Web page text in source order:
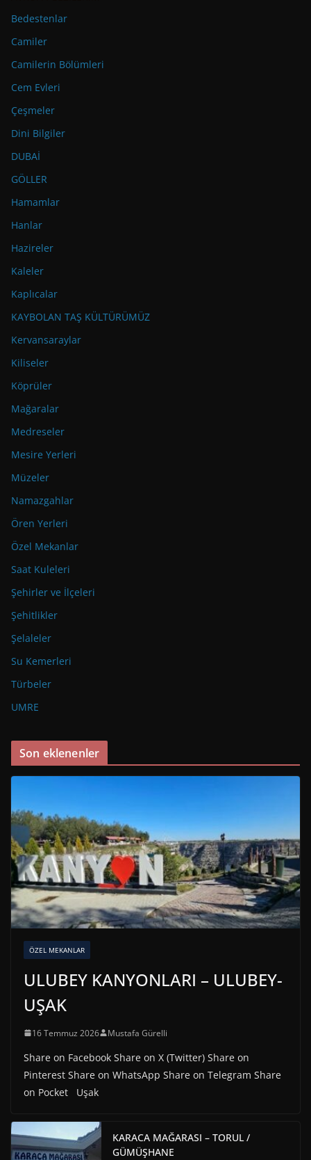
Bedestenlar
Camiler
Camilerin Bölümleri
Cem Evleri
Çeşmeler
Dini Bilgiler
DUBAİ
GÖLLER
Hamamlar
Hanlar
Hazireler
Kaleler
Kaplıcalar
KAYBOLAN TAŞ KÜLTÜRÜMÜZ
Kervansaraylar
Kiliseler
Köprüler
Mağaralar
Medreseler
Mesire Yerleri
Müzeler
Namazgahlar
Ören Yerleri
Özel Mekanlar
Saat Kuleleri
Şehirler ve İlçeleri
Şehitlikler
Şelaleler
Su Kemerleri
Türbeler
UMRE
Son eklenenler
ÖZEL MEKANLAR
ULUBEY KANYONLARI – ULUBEY-
UŞAK
16 Temmuz 2026 Mustafa Gürelli
Share on Facebook Share on X (Twitter) Share on
Pinterest Share on WhatsApp Share on Telegram Share
on Pocket Uşak
KARACA MAĞARASI – TORUL /
GÜMÜŞHANE